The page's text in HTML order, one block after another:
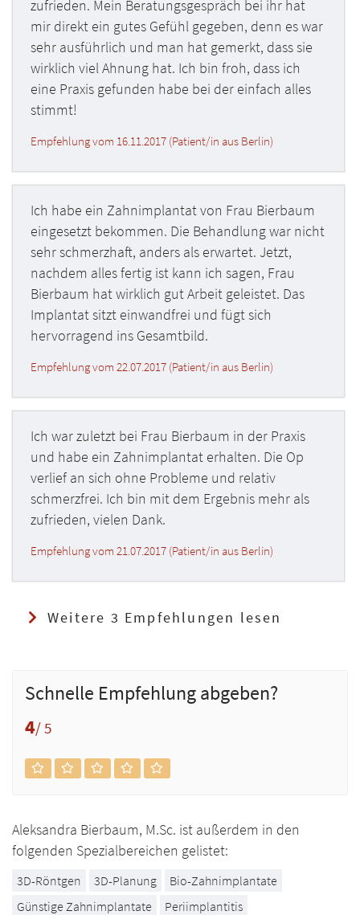
zufrieden. Mein Beratungsgespräch bei ihr hat
mir direkt ein gutes Gefühl gegeben, denn es war
sehr ausführlich und man hat gemerkt, dass sie
wirklich viel Ahnung hat. Ich bin froh, dass ich
eine Praxis gefunden habe bei der einfach alles
stimmt!
Empfehlung vom 16.11.2017 (Patient/in aus Berlin)
Ich habe ein Zahnimplantat von Frau Bierbaum
eingesetzt bekommen. Die Behandlung war nicht
sehr schmerzhaft, anders als erwartet. Jetzt,
nachdem alles fertig ist kann ich sagen, Frau
Bierbaum hat wirklich gut Arbeit geleistet. Das
Implantat sitzt einwandfrei und fügt sich
hervorragend ins Gesamtbild.
Empfehlung vom 22.07.2017 (Patient/in aus Berlin)
Ich war zuletzt bei Frau Bierbaum in der Praxis
und habe ein Zahnimplantat erhalten. Die Op
verlief an sich ohne Probleme und relativ
schmerzfrei. Ich bin mit dem Ergebnis mehr als
zufrieden, vielen Dank.
Empfehlung vom 21.07.2017 (Patient/in aus Berlin)
Weitere 3 Empfehlungen lesen
Schnelle Empfehlung abgeben?
4/ 5
Aleksandra Bierbaum, M.Sc. ist außerdem in den
folgenden Spezialbereichen gelistet:
3D-Röntgen 3D-Planung
Bio-Zahnimplantate
Günstige Zahnimplantate
Periimplantitis